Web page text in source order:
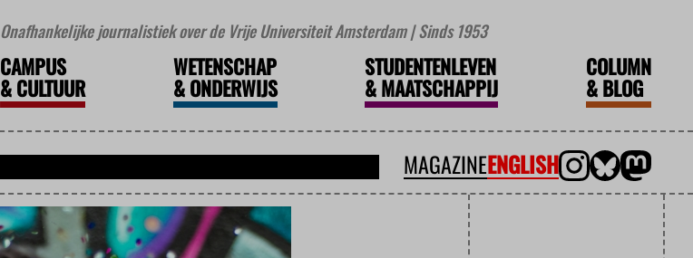
Onafhankelijke journalistiek over de Vrije Universiteit Amsterdam | Sinds 1953
CAMPUS
&CULTUUR
WETENSCHAP
&ONDERWIJS
STUDENTENLEVEN
&MAATSCHAPPIJ
COLUMN
&BLOG
MAGAZINEENGLISH